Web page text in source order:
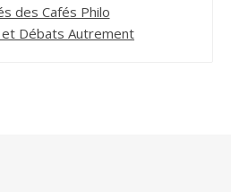
des Cafés Philo
Débats Autrement